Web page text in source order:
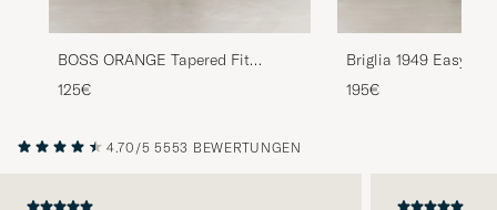
BOSS ORANGE Tapered Fit
Cotton Chinos Dark Blue
125€
Briglia 1949 Easy Fit
Cotton Stretch
195€
4.70/5 5553 BEWERTUNGEN